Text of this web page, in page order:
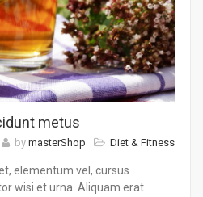
metus
by masterShop Diet & Fitness
elementum vel, cursus
wisi et urna. Aliquam erat